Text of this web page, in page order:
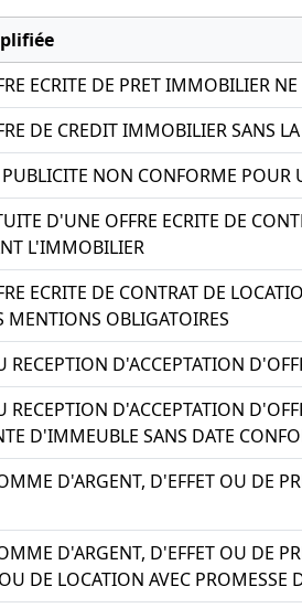
ECRITE DE PRET IMMOBILIER
DE CREDIT IMMOBILIER SANS
NON CONFORME POUR
D'UNE OFFRE ECRITE DE
L'IMMOBILIER
ECRITE DE CONTRAT DE
OBLIGATOIRES
D'ACCEPTATION
D'ACCEPTATION
D'IMMEUBLE SANS DATE
D'ARGENT, D'EFFET OU DE
D'ARGENT, D'EFFET OU DE
DE LOCATION AVEC PROMESSE